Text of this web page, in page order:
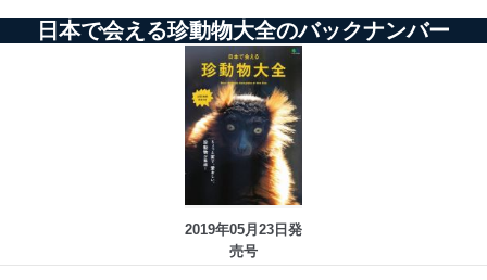
日本で会える珍動物大全のバックナンバー
2019年05月23日発
売号